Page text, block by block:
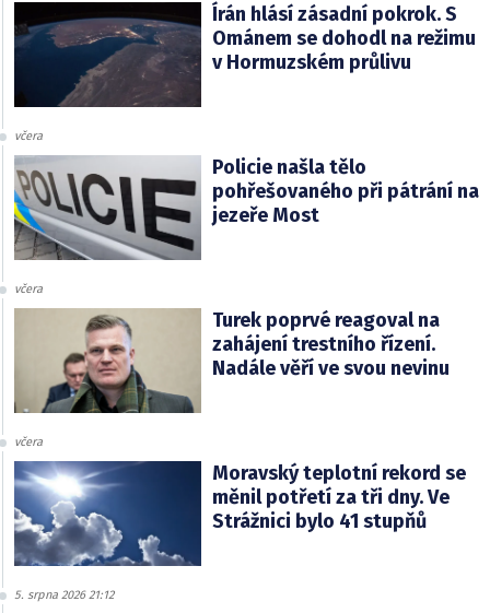
Írán hlásí zásadní pokrok. S
Ománem se dohodl na režimu
v Hormuzském průlivu
včera
Policie našla tělo
pohřešovaného při pátrání na
jezeře Most
včera
Turek poprvé reagoval na
zahájení trestního řízení.
Nadále věří ve svou nevinu
včera
Moravský teplotní rekord se
měnil potřetí za tři dny. Ve
Strážnici bylo 41 stupňů
5. srpna 2026 21:12